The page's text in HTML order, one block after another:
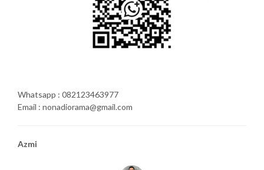
Whatsapp : 082123463977
Email : nonadiorama@gmail.com
Azmi